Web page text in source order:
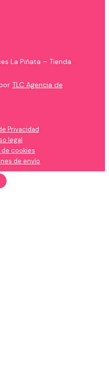
La Piñata – Tienda
TLC Agencia de
Privacidad
legal
de cookies
de envío